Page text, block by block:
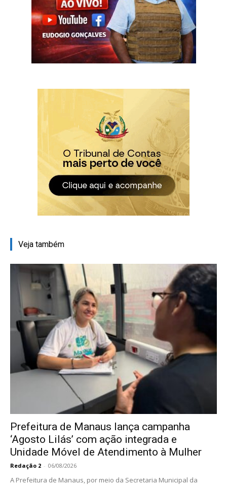
Veja também
Prefeitura de Manaus lança campanha
‘Agosto Lilás’ com ação integrada e
Unidade Móvel de Atendimento à Mulher
Redação 2 - 06/08/2026
A Prefeitura de Manaus, por meio da Secretaria Municipal da